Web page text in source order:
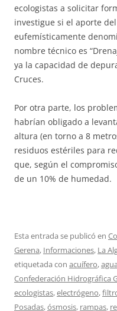
ecologistas a solicitar
investigue si el aporte
eufemísticamente
nombre técnico es
ya la capacidad de
Cruces.
Por otra parte, los
habrían obligado a
altura (en torno a 8
residuos estériles para
que, según el
de un 10% de humedad.
Esta entrada se publicó en
Gerena, Informaciones, La
etiquetada con acuífero,agua
Confederación Hidrográfica
ecologistas,electrógeno,
Posadas,ósmosis, rampas,